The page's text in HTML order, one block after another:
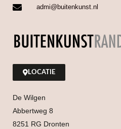
admi@buitenkunst.nl
LOCATIE
De Wilgen
Abbertweg 8
8251 RG Dronten